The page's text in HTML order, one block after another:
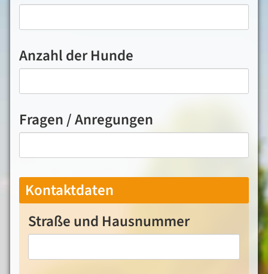
Anzahl der Hunde
Fragen / Anregungen
Kontaktdaten
Straße und Hausnummer